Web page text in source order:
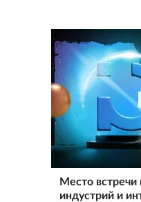
Место встречи
индустрий и